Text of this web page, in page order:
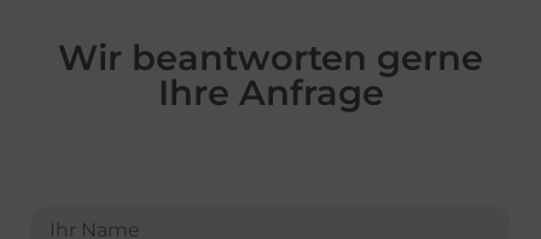
Wir beantworten gerne
Ihre Anfrage